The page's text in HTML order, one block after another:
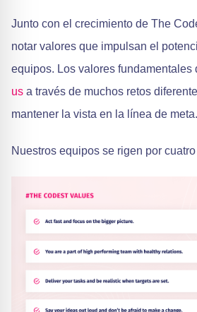
Junto con el crecimiento de The
notar valores que impulsan el
equipos. Los valores fundamentales
us a través de muchos retos
mantener la vista en la línea de meta.
Nuestros equipos se rigen por